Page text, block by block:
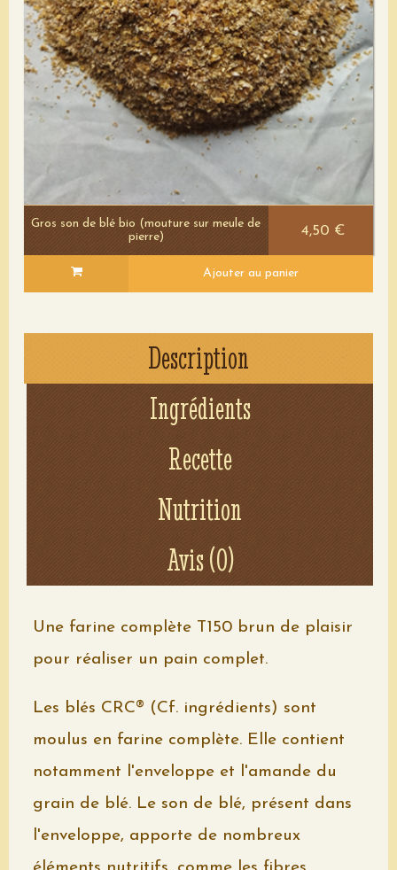
Voir le détail
Gros son de blé bio (mouture sur meule de
pierre)
4,50 €
Ajouter au panier
Description
Ingrédients
Recette
Nutrition
Avis (0)
Une farine complète T150 brun de plaisir
pour réaliser un pain complet.
Les blés CRC® (Cf. ingrédients) sont
moulus en farine complète. Elle contient
notamment l'enveloppe et l'amande du
grain de blé. Le son de blé, présent dans
l'enveloppe, apporte de nombreux